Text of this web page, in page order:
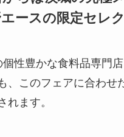
ースの限定セレ
性豊かな食料品専門店
、このフェアに合わせ
れます。